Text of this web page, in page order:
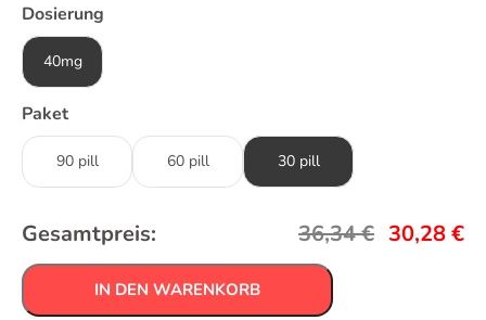
Dosierung
40mg
Paket
90 pill 60 pill 30 pill
Gesamtpreis: 36,34€ 30,28€
IN DEN WARENKORB